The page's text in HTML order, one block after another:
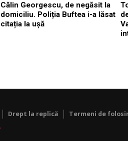
Călin Georgescu, de negăsit la
domiciliu. Poliția Buftea i-a lăsat
citația la ușă
Drept la replică Termeni de